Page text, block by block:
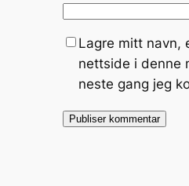
Lagre mitt navn,
nettside i denne
neste gang jeg